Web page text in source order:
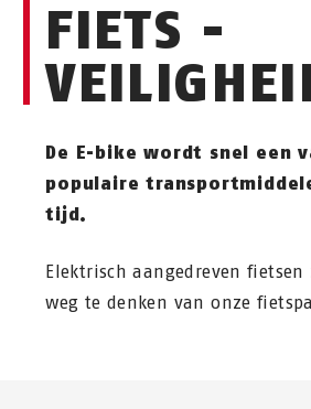
FIETS -
De E-bike wordt snel een
populaire
tijd.
Elektrisch aangedreven
weg te denken van onze